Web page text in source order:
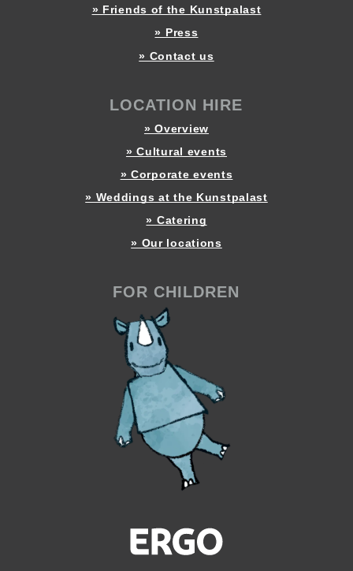
» Friends of the Kunstpalast
» Press
» Contact us
LOCATION HIRE
» Overview
» Cultural events
» Corporate events
» Weddings at the Kunstpalast
» Catering
» Our locations
FOR CHILDREN